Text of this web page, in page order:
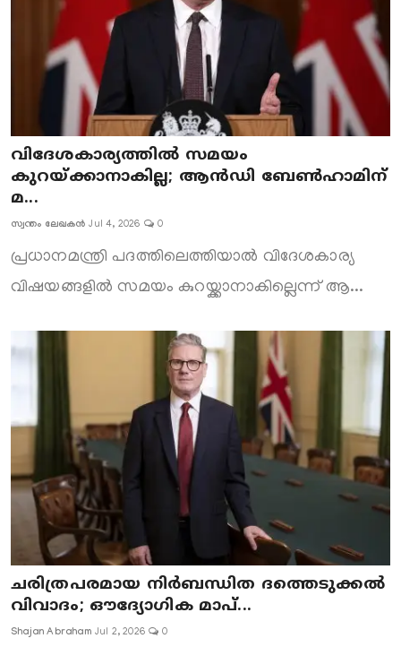
വിദേശകാര്യത്തിൽ സമയം
കുറയ്ക്കാനാകില്ല; ആൻഡി ബേൺഹാമിന്
മ...
സ്വന്തം ലേഖകൻ Jul 4, 2026 0
പ്രധാനമന്ത്രി പദത്തിലെത്തിയാൽ വിദേശകാര്യ
വിഷയങ്ങളിൽ സമയം കുറയ്ക്കാനാകില്ലെന്ന് ആ...
ചരിത്രപരമായ നിർബന്ധിത ദത്തെടുക്കൽ
വിവാദം; ഔദ്യോഗിക മാപ്...
Shajan Abraham Jul 2, 2026 0